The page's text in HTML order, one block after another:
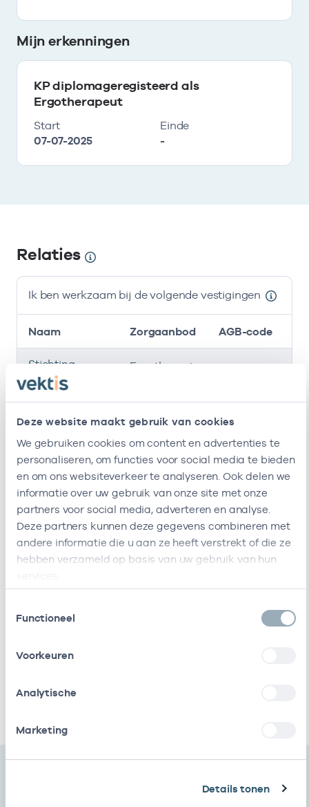
Deze website maakt gebruik van cookies
We gebruiken cookies om content en advertenties te
personaliseren, om functies voor social media te bieden
en om ons websiteverkeer te analyseren. Ook delen we
informatie over uw gebruik van onze site met onze
partners voor social media, adverteren en analyse.
Deze partners kunnen deze gegevens combineren met
andere informatie die u aan ze heeft verstrekt of die ze
hebben verzameld op basis van uw gebruik van hun
Functioneel
Voorkeuren
Analytische
Marketing
Details tonen
Mijn erkenningen
KP diplomageregisteerd als
Ergotherapeut
Start
07-07-2025
Einde
-
Relaties
Ik ben werkzaam bij de volgende vestigingen
Ik ben werkzaam bij de volgende vestigingen
Naam Zorgaanbod AGB-code
Stichting
Noordwest
Ziekenhuisgroep
Ergotherapie -
Viva ! Zorggroep
Locatie
Heemswijk
Ergotherapie 47471585
Ik heb een arbeidsrelatie met
Ik heb een arbeidsrelatie met
Naam Rol AGB-code
Ziekenhuisgroep
Viva Zorggroep